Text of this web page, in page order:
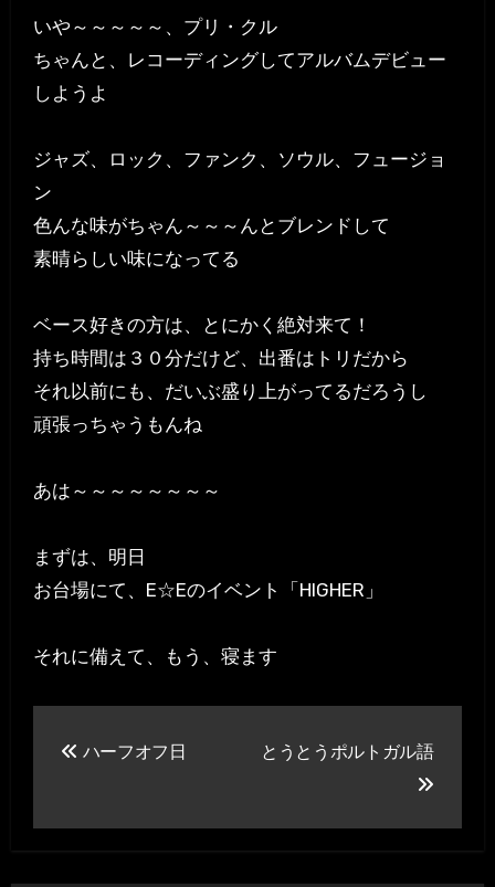
いや～～～～～、プリ・クル
ちゃんと、レコーディングしてアルバムデビュー
しようよ
ジャズ、ロック、ファンク、ソウル、フュージョ
ン
色んな味がちゃん～～～んとブレンドして
素晴らしい味になってる
ベース好きの方は、とにかく絶対来て！
持ち時間は３０分だけど、出番はトリだから
それ以前にも、だいぶ盛り上がってるだろうし
頑張っちゃうもんね
あは～～～～～～～～
まずは、明日
お台場にて、E☆Eのイベント「HIGHER」
それに備えて、もう、寝ます
ハーフオフ日 とうとうポルトガル語